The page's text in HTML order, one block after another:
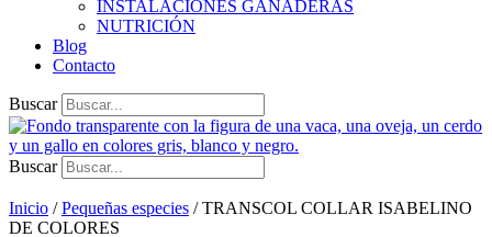
INSTALACIONES GANADERAS
NUTRICIÓN
Blog
Contacto
Buscar
Buscar
Inicio /Pequeñas especies / TRANSCOL COLLAR ISABELINO
DE COLORES